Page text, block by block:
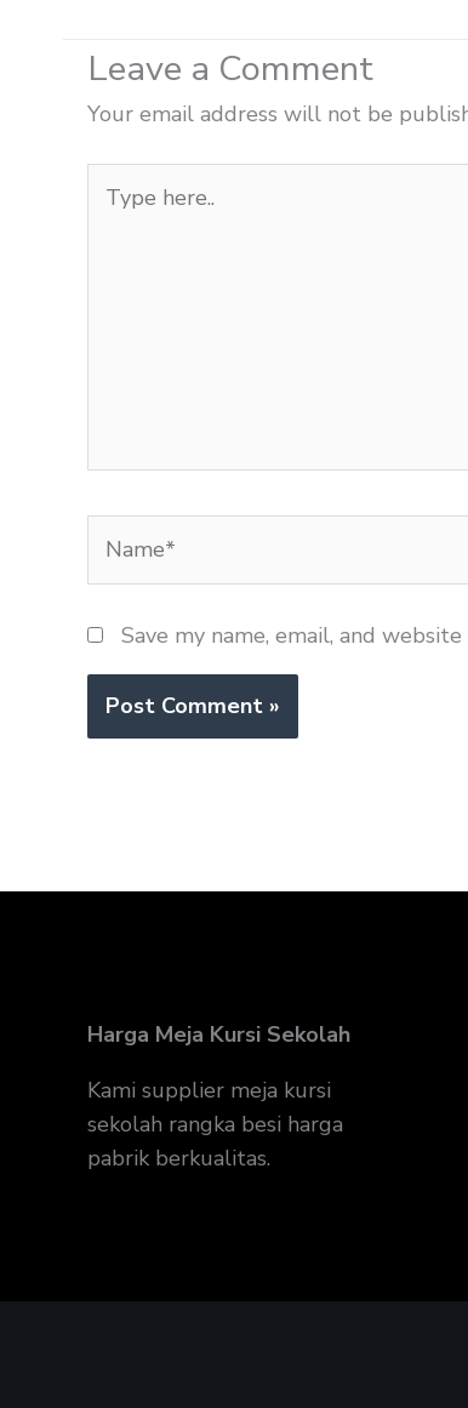
Leave a Comment
Your email address will not be
here..
Save my name, email, and
Harga Meja Kursi Sekolah
Kami supplier meja kursi
sekolah rangka besi harga
pabrik berkualitas.